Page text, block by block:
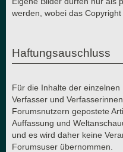
werden, wobei das Copyright
Haftungsauschluss
Für die Inhalte der
Verfasser und
Forumsnutzern gepostete
Auffassung und
und es wird daher keine
Forumsuser übernommen.